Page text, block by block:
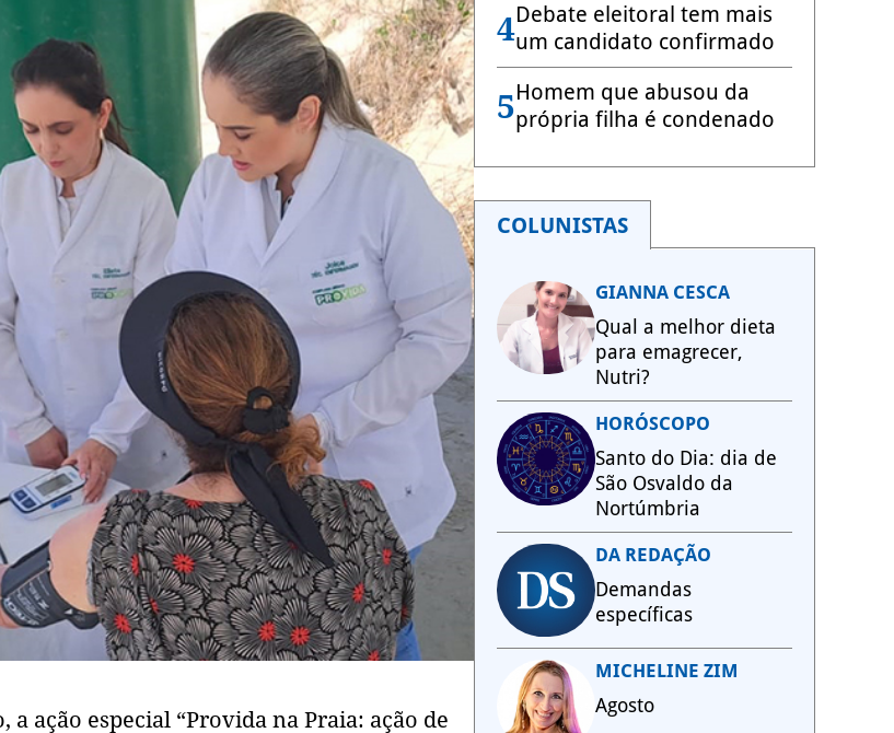
ação especial “Provida na Praia: ação de
4Debate eleitoral tem mais
um candidato confirmado
5Homem que abusou da
própria filha é condenado
COLUNISTAS
GIANNA CESCA
Qual a melhor dieta
para emagrecer,
Nutri?
HORÓSCOPO
Santo do Dia: dia de
São Osvaldo da
Nortúmbria
DA REDAÇÃO
Demandas
específicas
MICHELINE ZIM
Agosto